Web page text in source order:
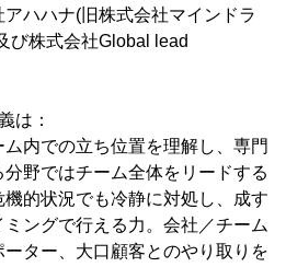
ナ(旧株式会社マインドラ
び株式会社Global lead
は：
内での立ち位置を理解し、専門
野ではチーム全体をリードする
的状況でも冷静に対処し、成す
ングで行える力。会社／チーム
ター、大口顧客とのやり取りを